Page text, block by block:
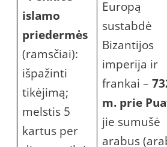
islamo
priedermės
(ramsčiai):
išpažinti
tikėjimą;
melstis 5
kartus per
Europą
sustabdė
Bizantijos
imperija ir
frankai –
m. prie
jie sumušė
arabus